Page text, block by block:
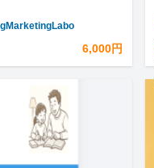
6,000円